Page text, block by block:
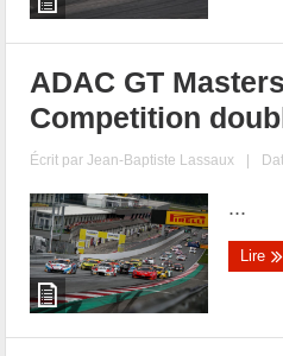
ADAC GT
Competition
Écrit parJean-Baptiste Lassaux |
...
Lire